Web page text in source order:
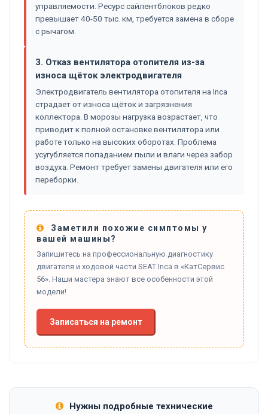
управляемости. Ресурс сайлентблоков редко
превышает 40-50 тыс. км, требуется замена в сборе
с рычагом.
3. Отказ вентилятора отопителя из-за
износа щёток электродвигателя
Электродвигатель вентилятора отопителя на Inca
страдает от износа щёток и загрязнения
коллектора. В морозы нагрузка возрастает, что
приводит к полной остановке вентилятора или
работе только на высоких оборотах. Проблема
усугубляется попаданием пыли и влаги через забор
воздуха. Ремонт требует замены двигателя или его
переборки.
Заметили похожие симптомы у
вашей машины?
Запишитесь на профессиональную диагностику
двигателя и ходовой части SEAT Inca в «КатСервис
56». Наши мастера знают все особенности этой
модели!
Записаться на ремонт
Нужны подробные технические